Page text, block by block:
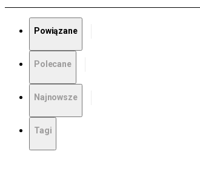
Powiązane
Polecane
Najnowsze
Tagi